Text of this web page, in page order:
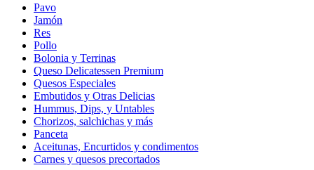
Pavo
Jamón
Res
Pollo
Bolonia y Terrinas
Queso Delicatessen Premium
Quesos Especiales
Embutidos y Otras Delicias
Hummus, Dips, y Untables
Chorizos, salchichas y más
Panceta
Aceitunas, Encurtidos y condimentos
Carnes y quesos precortados